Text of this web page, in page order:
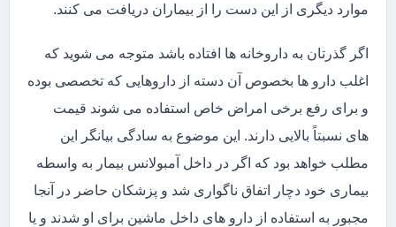
موارد دیگری از این دست را از بیماران دریافت می کنند.
اگر گذرتان به داروخانه ها افتاده باشد متوجه می شوید که
اغلب دارو ها بخصوص آن دسته از داروهایی که تخصصی بوده
و برای رفع برخی امراض خاص استفاده می شوند قیمت
های نسبتاً بالایی دارند. این موضوع به سادگی بیانگر این
مطلب خواهد بود که اگر در داخل آمبولانس بیمار به واسطه
بیماری خود دچار اتفاق ناگواری شد و پزشکان حاضر در آنجا
مجبور به استفاده از دارو های داخل ماشین برای او شدند و یا